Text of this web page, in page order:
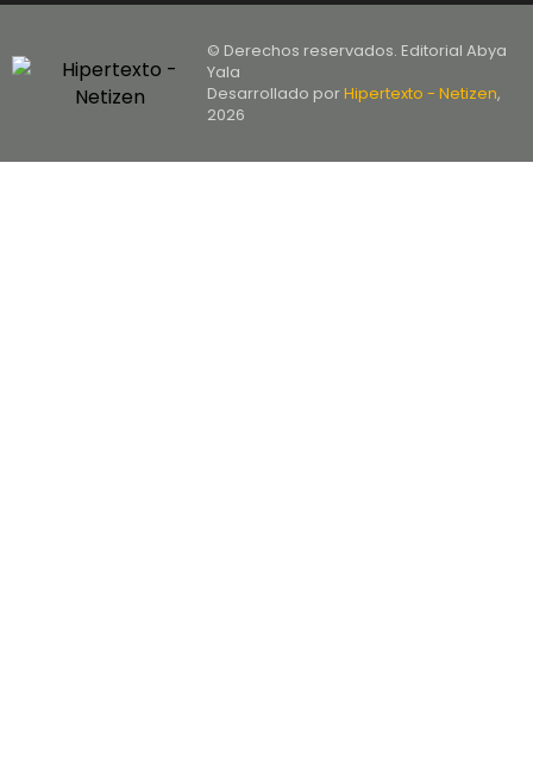
© Derechos reservados. Editorial Abya
Yala
Desarrollado porHipertexto - Netizen,
2026